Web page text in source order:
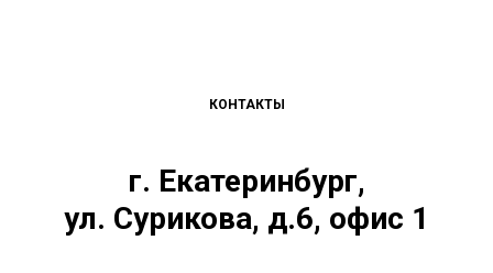
КОНТАКТЫ
г. Екатеринбург,
ул. Сурикова, д.6, офис 1